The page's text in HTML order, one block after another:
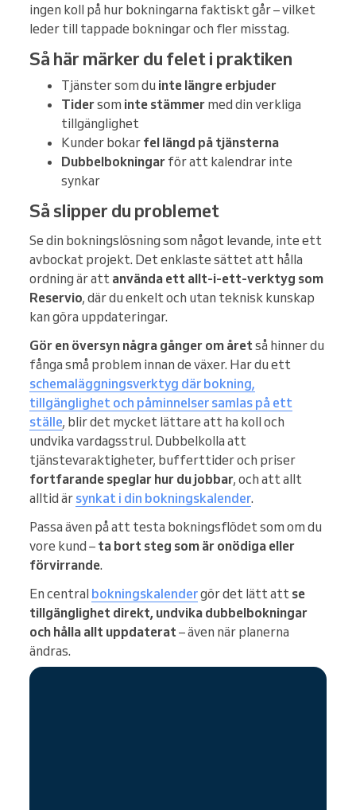
ingen koll på hur bokningarna faktiskt går – vilket
leder till tappade bokningar och fler misstag.
Så här märker du felet i praktiken
Tjänster som du inte längre erbjuder
Tidersom inte stämmer med din verkliga
tillgänglighet
Kunder bokar fel längd på tjänsterna
Dubbelbokningar för att kalendrar inte
synkar
Så slipper du problemet
Se din bokningslösning som något levande, inte ett
avbockat projekt. Det enklaste sättet att hålla
ordning är att använda ett allt-i-ett-verktyg som
Reservio, där du enkelt och utan teknisk kunskap
kan göra uppdateringar.
Gör en översyn några gånger om året så hinner du
fånga små problem innan de växer. Har du ett
schemaläggningsverktyg där bokning,
tillgänglighet och påminnelser samlas på ett
ställe, blir det mycket lättare att ha koll och
undvika vardagsstrul. Dubbelkolla att
tjänstevaraktigheter, bufferttider och priser
fortfarande speglar hur du jobbar, och att allt
alltid är synkat i din bokningskalender.
Passa även på att testa bokningsflödet som om du
vore kund – ta bort steg som är onödiga eller
förvirrande.
En central bokningskalendergör det lätt att se
tillgänglighet direkt, undvika dubbelbokningar
och hålla allt uppdaterat – även när planerna
ändras.